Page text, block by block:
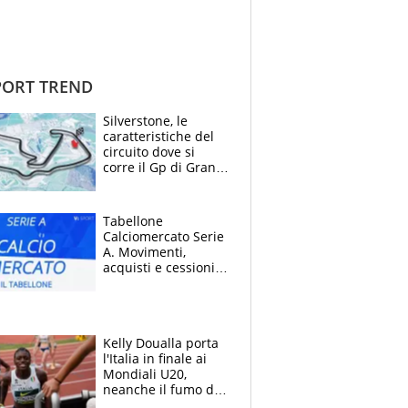
TREND
Silverstone, le
caratteristiche del
circuito dove si
corre il Gp di Gran
Tabellone
Calciomercato Serie
A. Movimenti,
acquisti e cessioni:
Kelly Doualla porta
l'Italia in finale ai
Mondiali U20,
neanche il fumo di